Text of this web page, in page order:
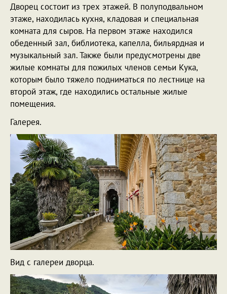
Дворец состоит из трех этажей. В полуподвальном
этаже, находилась кухня, кладовая и специальная
комната для сыров. На первом этаже находился
обеденный зал, библиотека, капелла, бильярдная и
музыкальный зал. Также были предусмотрены две
жилые комнаты для пожилых членов семьи Кука,
которым было тяжело подниматься по лестнице на
второй этаж, где находились остальные жилые
помещения.
Галерея.
Вид с галереи дворца.